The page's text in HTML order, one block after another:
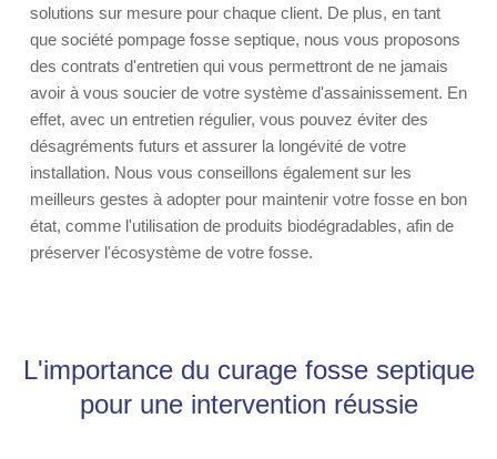
solutions sur mesure pour chaque client. De plus, en tant
que société pompage fosse septique, nous vous proposons
des contrats d'entretien qui vous permettront de ne jamais
avoir à vous soucier de votre système d'assainissement. En
effet, avec un entretien régulier, vous pouvez éviter des
désagréments futurs et assurer la longévité de votre
installation. Nous vous conseillons également sur les
meilleurs gestes à adopter pour maintenir votre fosse en bon
état, comme l'utilisation de produits biodégradables, afin de
préserver l'écosystème de votre fosse.
L'importance du curage fosse septique
pour une intervention réussie